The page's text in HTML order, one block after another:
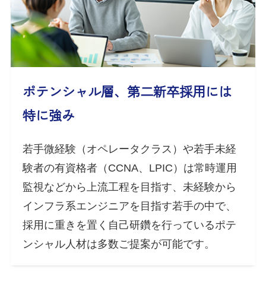
ポテンシャル層、第二新卒採用には
特に強み
若手微経験（オペレータクラス）や若手未経
験者の有資格者（CCNA、LPIC）は常時運用
監視などから上流工程を目指す、未経験から
インフラ系エンジニアを目指す若手の中で、
採用に重きを置く自己研鑽を行っているポテ
ンシャル人材は多数ご提案が可能です。